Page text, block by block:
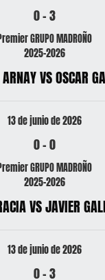
0-3
GRUPO MADROÑO
2025-2026
VS OSCAR
13 de junio de 2026
0-0
GRUPO MADROÑO
2025-2026
VS JAVIER
13 de junio de 2026
0-3